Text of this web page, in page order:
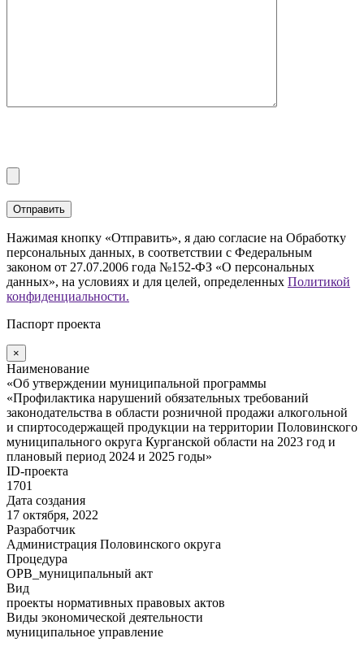
Нажимая кнопку «Отправить», я даю согласие на Обработку
персональных данных, в соответствии с Федеральным
законом от 27.07.2006 года №152-ФЗ «О персональных
данных», на условиях и для целей, определенных Политикой
конфиденциальности.
Паспорт проекта
×
Наименование
«Об утверждении муниципальной программы
«Профилактика нарушений обязательных требований
законодательства в области розничной продажи алкогольной
и спиртосодержащей продукции на территории Половинского
муниципального округа Курганской области на 2023 год и
плановый период 2024 и 2025 годы»
ID-проекта
1701
Дата создания
17 октября, 2022
Разработчик
Администрация Половинского округа
Процедура
ОРВ_муниципальный акт
Вид
проекты нормативных правовых актов
Виды экономической деятельности
муниципальное управление